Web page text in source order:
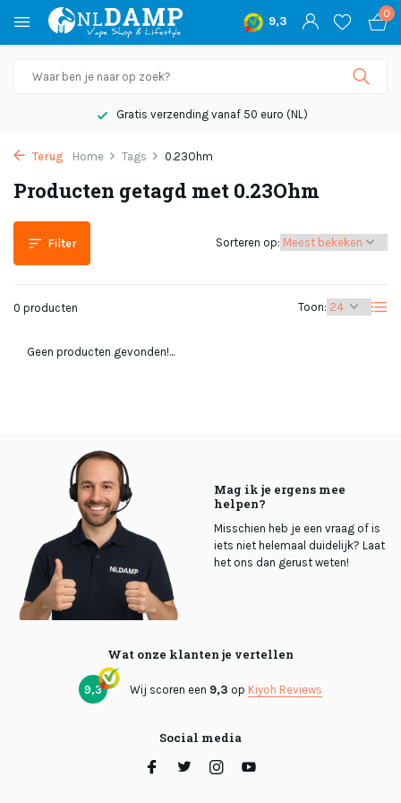
9,3
0
Gratis verzending vanaf 50 euro (NL)
Terug Home Tags 0.23Ohm
Producten getagd met 0.23Ohm
Filter
0 producten Toon:
Sorteren op:
Geen producten gevonden!...
Mag ik je ergens mee
helpen?
Misschien heb je een vraag of is
iets niet helemaal duidelijk? Laat
het ons dan gerust weten!
Wat onze klanten je vertellen
9,3 Wij scoren een 9,3 op Kiyoh Reviews
Social media